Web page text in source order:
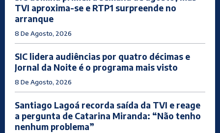
TVI aproxima-se e RTP1 surpreende no
arranque
8 De Agosto, 2026
SIC lidera audiências por quatro décimas e
Jornal da Noite é o programa mais visto
8 De Agosto, 2026
Santiago Lagoá recorda saída da TVI e reage
a pergunta de Catarina Miranda: “Não tenho
nenhum problema”